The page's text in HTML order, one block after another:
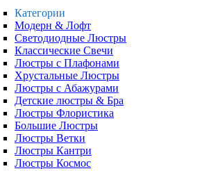
Категории
Модерн & Лофт
Светодиодные Люстры
Классические Свечи
Люстры с Плафонами
Хрустальные Люстры
Люстры с Абажурами
Детские люстры & Бра
Люстры Флористика
Большие Люстры
Люстры Ветки
Люстры Кантри
Люстры Космос